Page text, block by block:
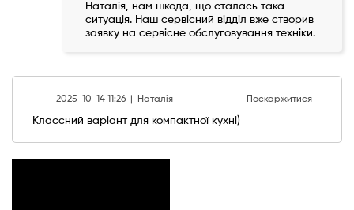
Наталія, нам шкода, що сталась така
ситуація. Наш сервісний відділ вже створив
заявку на сервісне обслуговування техніки.
2025-10-14 11:26 | Наталія Поскаржитися
Классний варіант для компактної кухні)